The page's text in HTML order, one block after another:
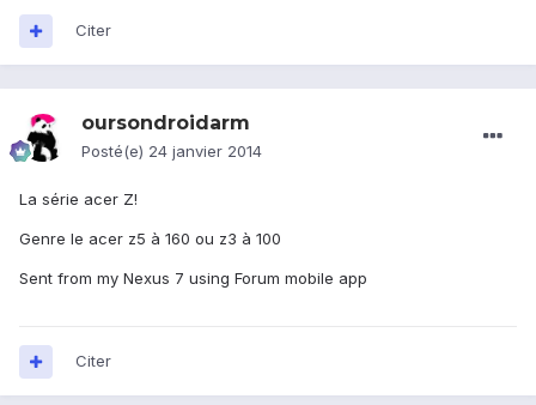
Citer
oursondroidarm
Posté(e) 24 janvier 2014
La série acer Z!
Genre le acer z5 à 160 ou z3 à 100
Sent from my Nexus 7 using Forum mobile app
Citer